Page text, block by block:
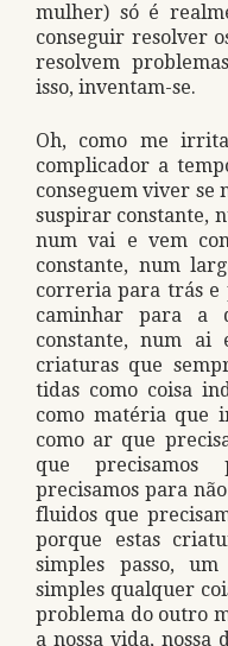
mulher) só é
conseguir resolver
resolvem
isso, inventam-se.
Oh, como me
complicador a
conseguem viver se
suspirar constante,
num vai e vem
constante, num
correria para trás e
caminhar para a
constante, num ai
criaturas que
tidas como coisa
como matéria que
como ar que
que
precisamos para
fluidos que
porque estas
simples passo,
simples qualquer
problema do outro
a nossa vida, nossa